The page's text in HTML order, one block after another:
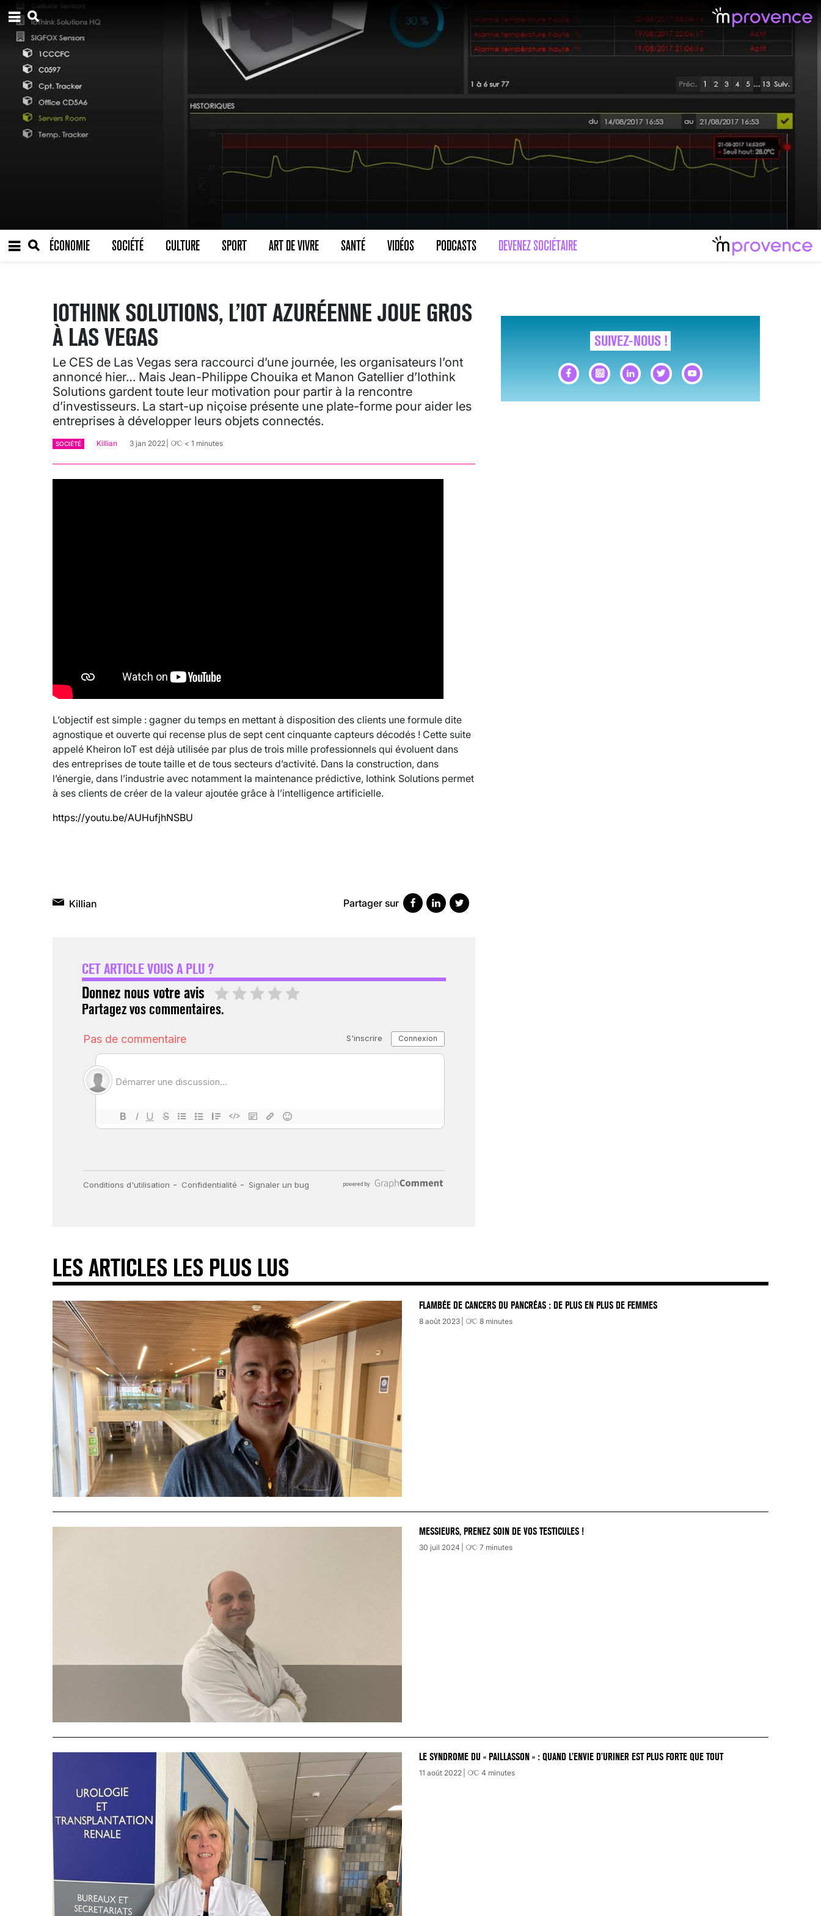
ÉCONOMIE SOCIÉTÉ CULTURE SPORT ART DE VIVRE SANTÉ VIDÉOS PODCASTS DEVENEZ SOCIÉTAIRE
IOTHINK SOLUTIONS, L’IOT AZURÉENNE JOUE GROS
À LAS VEGAS
Le CES de Las Vegas sera raccourci d’une journée, les organisateurs l’ont
annoncé hier… Mais Jean-Philippe Chouika et Manon Gatellier d’Iothink
Solutions gardent toute leur motivation pour partir à la rencontre
d’investisseurs. La start-up niçoise présente une plate-forme pour aider les
entreprises à développer leurs objets connectés.
SOCIÉTÉ Killian 3 jan 2022 < 1 minutes
L’objectif est simple : gagner du temps en mettant à disposition des clients une formule dite
agnostique et ouverte qui recense plus de sept cent cinquante capteurs décodés ! Cette suite
appelé Kheiron IoT est déjà utilisée par plus de trois mille professionnels qui évoluent dans
des entreprises de toute taille et de tous secteurs d’activité. Dans la construction, dans
l’énergie, dans l’industrie avec notamment la maintenance prédictive, Iothink Solutions permet
à ses clients de créer de la valeur ajoutée grâce à l’intelligence artificielle.
https://youtu.be/AUHufjhNSBU
Killian Partager sur
CET ARTICLE VOUS A PLU ?
Donnez nous votre avis
Partagez vos commentaires.
SUIVEZ-NOUS !
LES ARTICLES LES PLUS LUS
FLAMBÉE DE CANCERS DU PANCRÉAS : DE PLUS EN PLUS DE FEMMES
8 août 2023 8 minutes
MESSIEURS, PRENEZ SOIN DE VOS TESTICULES !
30 juil 2024 7 minutes
LE SYNDROME DU « PAILLASSON » : QUAND L’ENVIE D’URINER EST PLUS FORTE QUE TOUT
11 août 2022 4 minutes